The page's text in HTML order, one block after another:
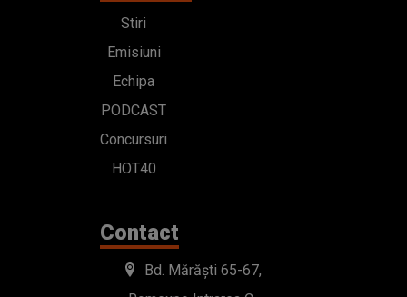
Stiri
Emisiuni
Echipa
PODCAST
Concursuri
HOT40
Contact
Bd. Mărăști 65-67,